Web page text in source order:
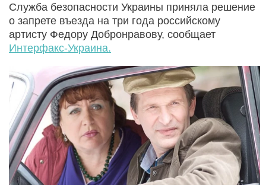
Служба безопасности Украины приняла решение
о запрете въезда на три года российскому
артисту Федору Добронравову, сообщает
Интерфакс-Украина.